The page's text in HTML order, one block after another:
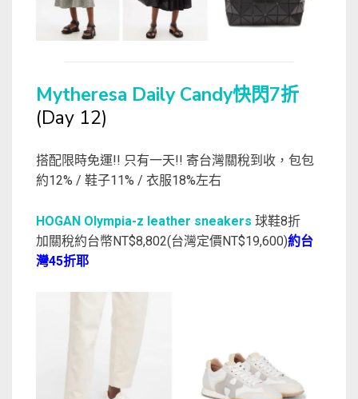
Mytheresa Daily Candy快閃7折
(Day 12)
搭配限時免運!! 只有一天!! 寄台灣關稅到收，包包
約12% / 鞋子11% / 衣服18%左右
HOGAN Olympia-z leather sneakers 球鞋8折
加關稅約台幣NT$8,802(台灣定價NT$19,600)約台
灣45折耶